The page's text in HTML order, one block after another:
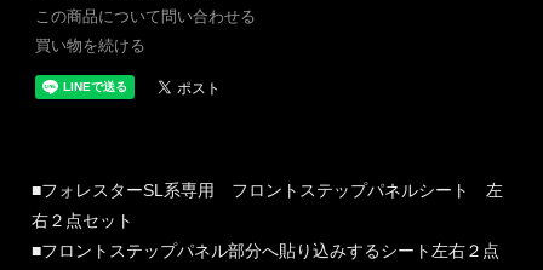
この商品について問い合わせる
買い物を続ける
■フォレスターSL系専用 フロントステップパネルシート 左
右２点セット
■フロントステップパネル部分へ貼り込みするシート左右２点